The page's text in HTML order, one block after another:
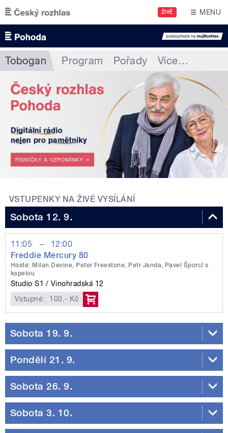
Přejít k hlavnímu obsahu
ŽIVĚ MENU
Tobogan Program Pořady Více…
VSTUPENKY NA ŽIVÉ VYSÍLÁNÍ
Sobota 12. 9.
11:05 –
12:00
Freddie Mercury 80
Hosté: Milan Devine, Peter Freestone, Petr Janda, Pavel Šporcl s
kapelou
Studio S1
Vinohradská 12
Vstupné:
100,- Kč
Sobota 19. 9.
Pondělí 21. 9.
Sobota 26. 9.
Sobota 3. 10.